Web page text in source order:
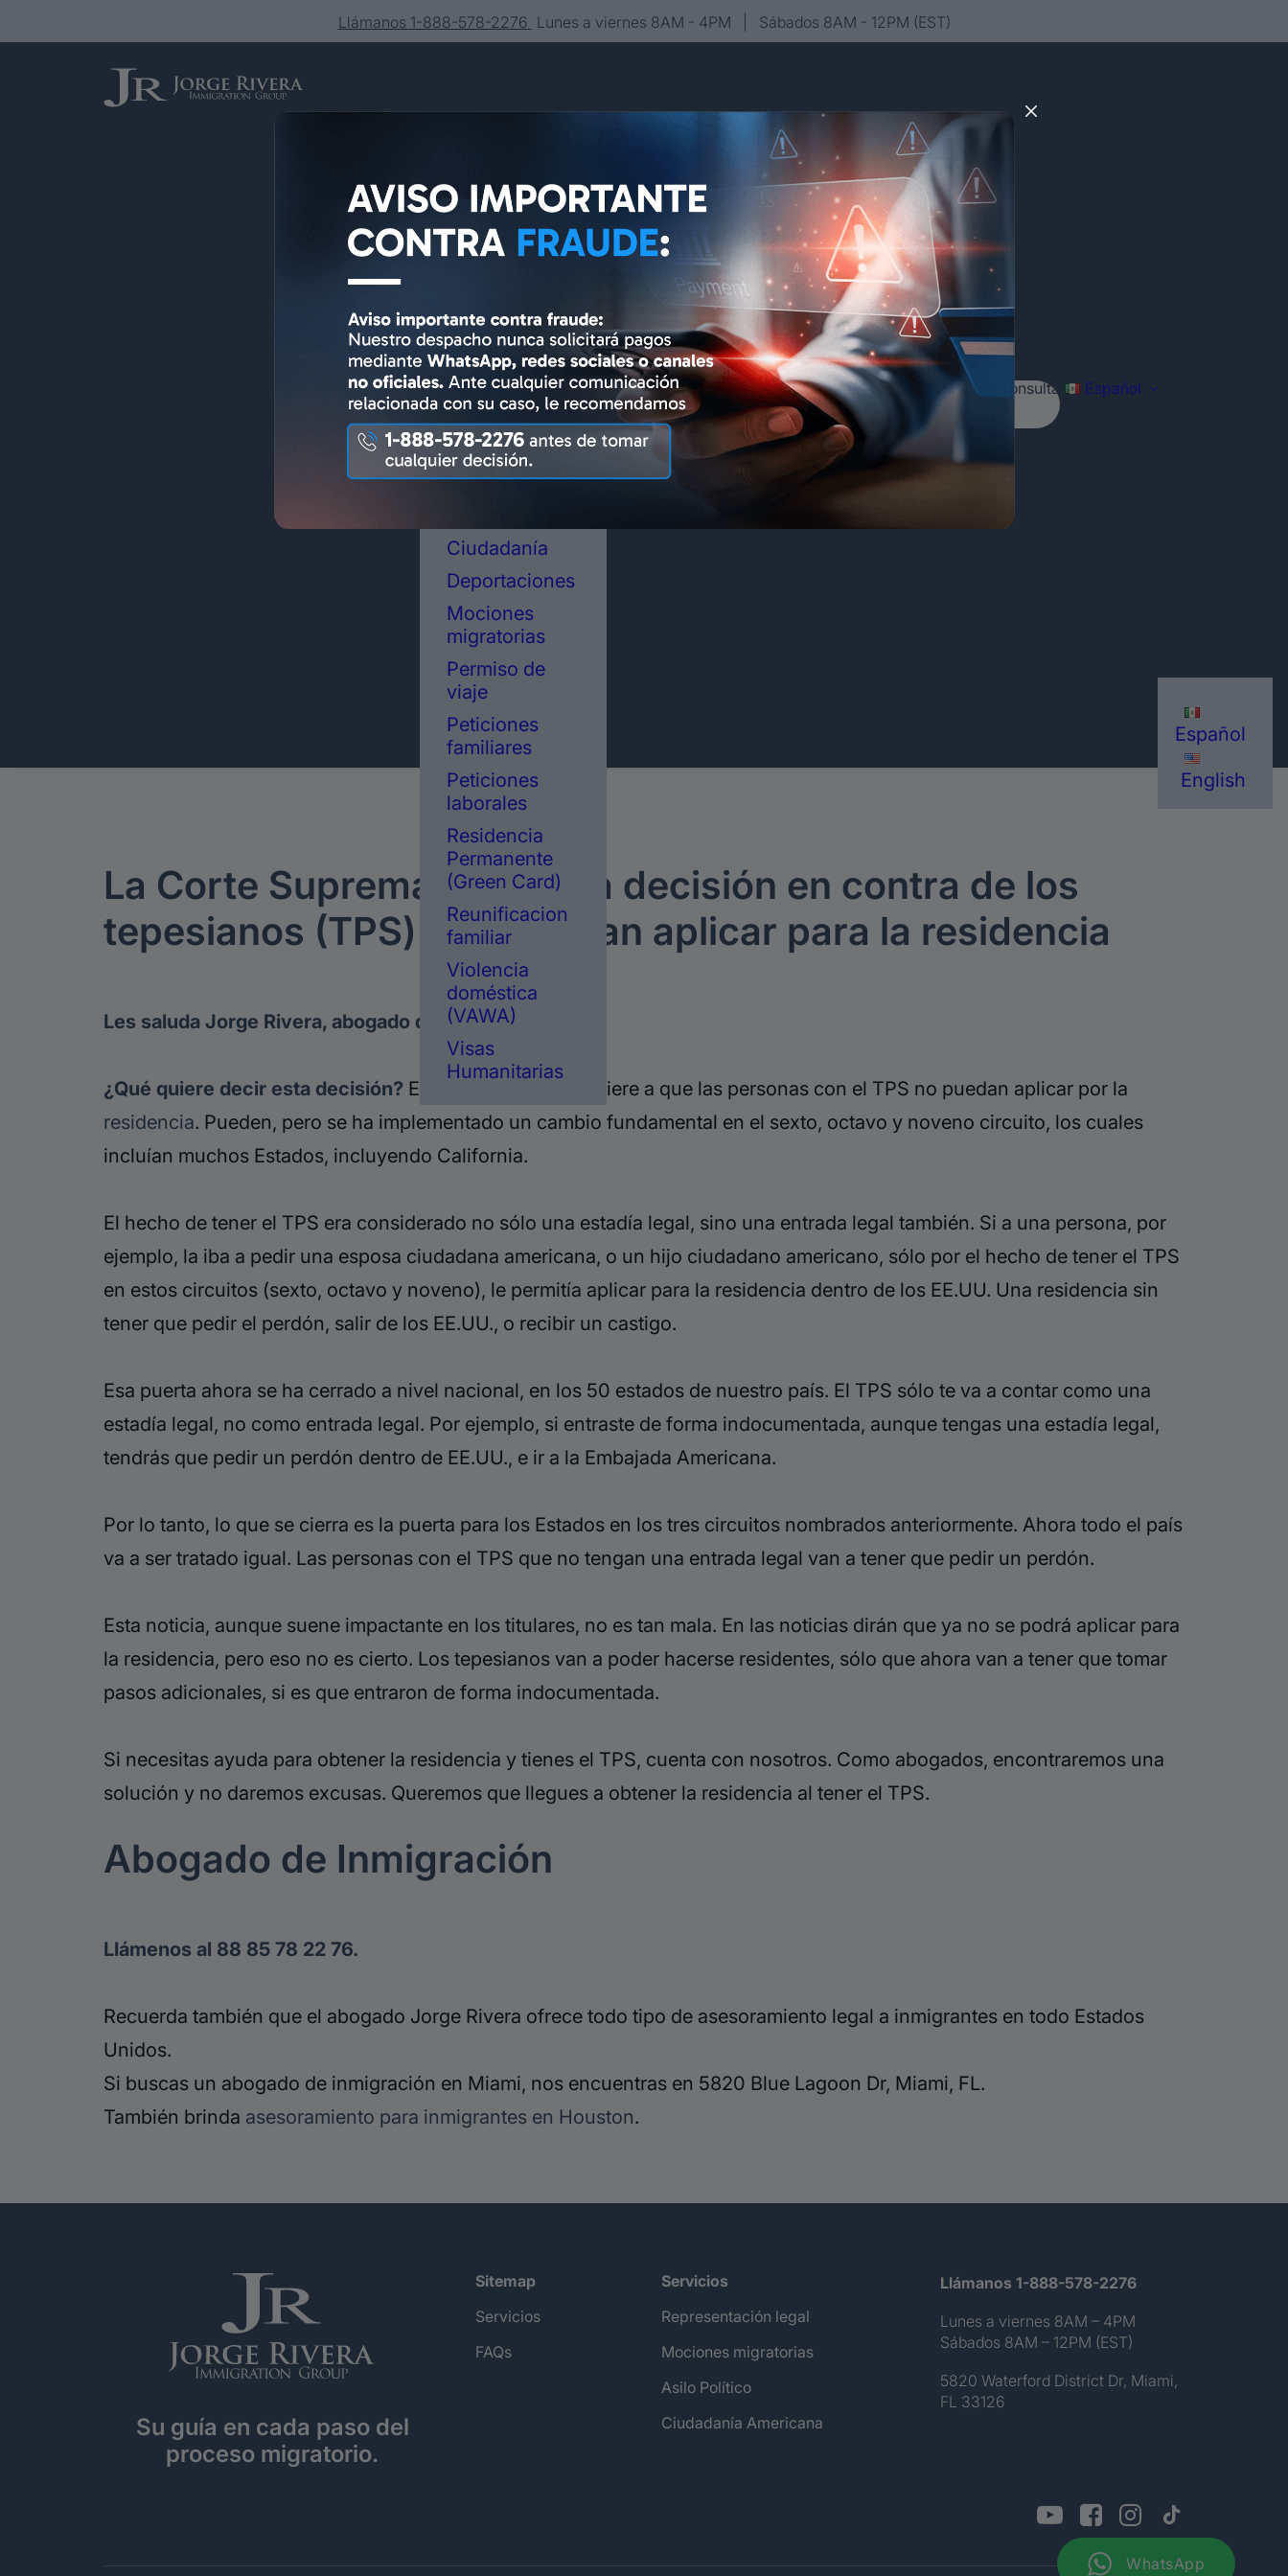
Llámanos 1-888-578-2276 Lunes a viernes 8AM - 4PM | Sábados 8AM - 12PM (EST)
Servicios
Asesoría y
representación
legal en
inmigración
Ciudadanía
Deportaciones
Mociones
migratorias
Permiso de
viaje
Peticiones
familiares
Peticiones
laborales
Residencia
Permanente
(Green Card)
Reunificacion
familiar
Violencia
doméstica
(VAWA)
Visas
Humanitarias
Conócenos Editorial Contacto Agenda tu consulta Español
Español
English
La Corte Suprema toma una decisión en contra de los
tepesianos (TPS) que querían aplicar para la residencia
Les saluda Jorge Rivera, abogado de inmigración.
¿Qué quiere decir esta decisión? Esta decisión no se refiere a que las personas con el TPS no puedan aplicar por la
residencia. Pueden, pero se ha implementado un cambio fundamental en el sexto, octavo y noveno circuito, los cuales
incluían muchos Estados, incluyendo California.
El hecho de tener el TPS era considerado no sólo una estadía legal, sino una entrada legal también. Si a una persona, por
ejemplo, la iba a pedir una esposa ciudadana americana, o un hijo ciudadano americano, sólo por el hecho de tener el TPS
en estos circuitos (sexto, octavo y noveno), le permitía aplicar para la residencia dentro de los EE.UU. Una residencia sin
tener que pedir el perdón, salir de los EE.UU., o recibir un castigo.
Esa puerta ahora se ha cerrado a nivel nacional, en los 50 estados de nuestro país. El TPS sólo te va a contar como una
estadía legal, no como entrada legal. Por ejemplo, si entraste de forma indocumentada, aunque tengas una estadía legal,
tendrás que pedir un perdón dentro de EE.UU., e ir a la Embajada Americana.
Por lo tanto, lo que se cierra es la puerta para los Estados en los tres circuitos nombrados anteriormente. Ahora todo el país
va a ser tratado igual. Las personas con el TPS que no tengan una entrada legal van a tener que pedir un perdón.
Esta noticia, aunque suene impactante en los titulares, no es tan mala. En las noticias dirán que ya no se podrá aplicar para
la residencia, pero eso no es cierto. Los tepesianos van a poder hacerse residentes, sólo que ahora van a tener que tomar
pasos adicionales, si es que entraron de forma indocumentada.
Si necesitas ayuda para obtener la residencia y tienes el TPS, cuenta con nosotros. Como abogados, encontraremos una
solución y no daremos excusas. Queremos que llegues a obtener la residencia al tener el TPS.
Abogado de Inmigración
Llámenos al 88 85 78 22 76.
Recuerda también que el abogado Jorge Rivera ofrece todo tipo de asesoramiento legal a inmigrantes en todo Estados
Unidos.
Si buscas un abogado de inmigración en Miami, nos encuentras en 5820 Blue Lagoon Dr, Miami, FL.
También brinda asesoramiento para inmigrantes en Houston.
Su guía en cada paso del
proceso migratorio.
Sitemap
Servicios
FAQs
Servicios
Representación legal
Mociones migratorias
Asilo Político
Ciudadanía Americana
Llámanos 1-888-578-2276
Lunes a viernes 8AM – 4PM
Sábados 8AM – 12PM (EST)
5820 Waterford District Dr, Miami,
FL 33126
WhatsApp